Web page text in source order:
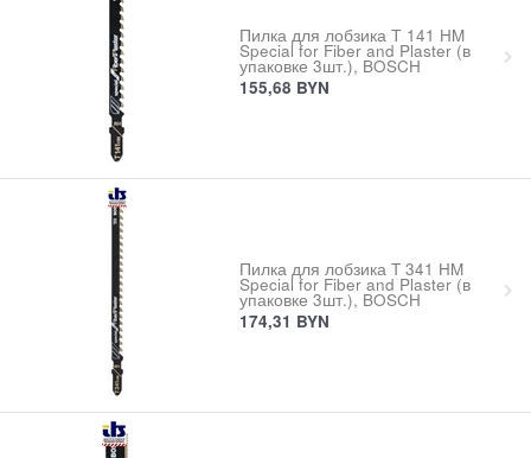
Пилка для лобзика Т 141 HM
Special for Fiber and Plaster (в
упаковке 3шт.), BOSCH
155,68 BYN
Пилка для лобзика T 341 HM
Special for Fiber and Plaster (в
упаковке 3шт.), BOSCH
174,31 BYN